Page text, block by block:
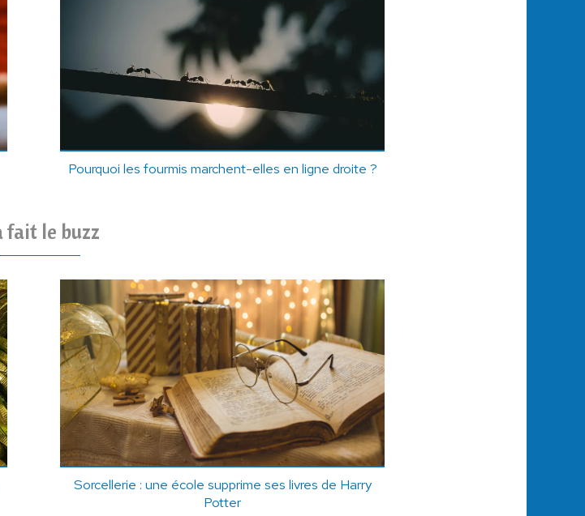
Pourquoi les fourmis marchent-elles en ligne droite ?
fait le buzz
Sorcellerie : une école supprime ses livres de Harry
Potter